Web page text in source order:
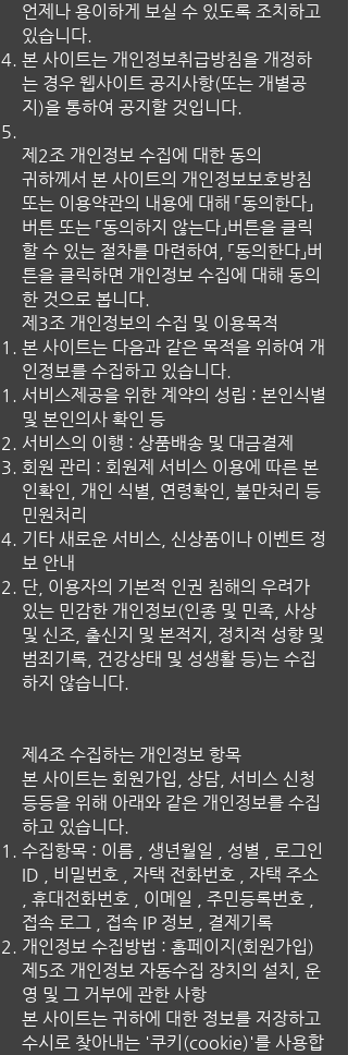
언제나 용이하게 보실 수 있도록 조치하고
있습니다.
본 사이트는 개인정보취급방침을 개정하
는 경우 웹사이트 공지사항(또는 개별공
지)을 통하여 공지할 것입니다.
제2조 개인정보 수집에 대한 동의
귀하께서 본 사이트의 개인정보보호방침
또는 이용약관의 내용에 대해 「동의한다」
버튼 또는 「동의하지 않는다」버튼을 클릭
할 수 있는 절차를 마련하여, 「동의한다」버
튼을 클릭하면 개인정보 수집에 대해 동의
한 것으로 봅니다.
제3조 개인정보의 수집 및 이용목적
본 사이트는 다음과 같은 목적을 위하여 개
인정보를 수집하고 있습니다.
서비스제공을 위한 계약의 성립 : 본인식별
및 본인의사 확인 등
서비스의 이행 : 상품배송 및 대금결제
회원 관리 : 회원제 서비스 이용에 따른 본
인확인, 개인 식별, 연령확인, 불만처리 등
민원처리
기타 새로운 서비스, 신상품이나 이벤트 정
보 안내
단, 이용자의 기본적 인권 침해의 우려가
있는 민감한 개인정보(인종 및 민족, 사상
및 신조, 출신지 및 본적지, 정치적 성향 및
범죄기록, 건강상태 및 성생활 등)는 수집
하지 않습니다.
제4조 수집하는 개인정보 항목
본 사이트는 회원가입, 상담, 서비스 신청
등등을 위해 아래와 같은 개인정보를 수집
하고 있습니다.
수집항목 : 이름 , 생년월일 , 성별 , 로그인
ID , 비밀번호 , 자택 전화번호 , 자택 주소
, 휴대전화번호 , 이메일 , 주민등록번호 ,
접속 로그 , 접속 IP 정보 , 결제기록
개인정보 수집방법 : 홈페이지(회원가입)
제5조 개인정보 자동수집 장치의 설치, 운
영 및 그 거부에 관한 사항
본 사이트는 귀하에 대한 정보를 저장하고
수시로 찾아내는 '쿠키(cookie)'를 사용합